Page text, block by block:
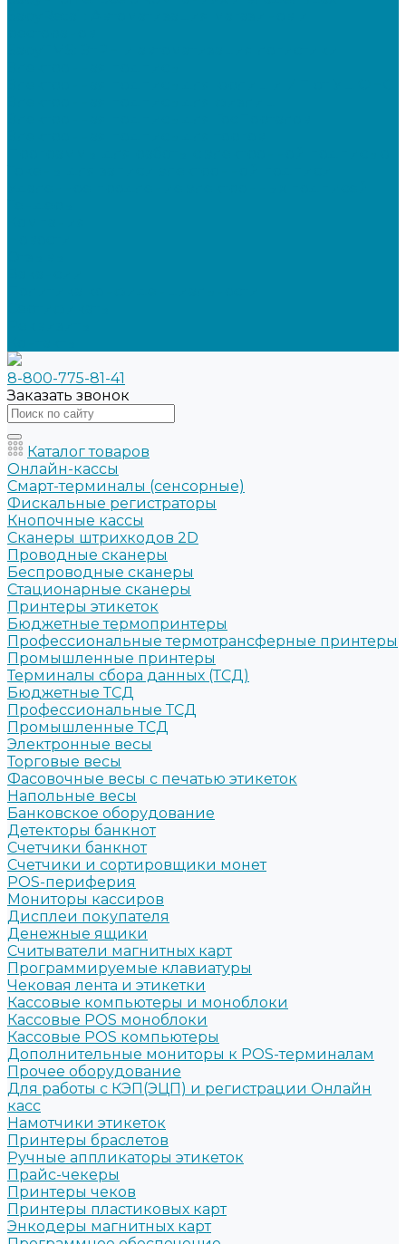
8-800-775-81-41
Заказать звонок
Каталог товаров
Онлайн-кассы
Смарт-терминалы (сенсорные)
Фискальные регистраторы
Кнопочные кассы
Сканеры штрихкодов 2D
Проводные сканеры
Беспроводные сканеры
Стационарные сканеры
Принтеры этикеток
Бюджетные термопринтеры
Профессиональные термотрансферные принтеры
Промышленные принтеры
Терминалы сбора данных (ТСД)
Бюджетные ТСД
Профессиональные ТСД
Промышленные ТСД
Электронные весы
Торговые весы
Фасовочные весы с печатью этикеток
Напольные весы
Банковское оборудование
Детекторы банкнот
Счетчики банкнот
Счетчики и сортировщики монет
POS-периферия
Мониторы кассиров
Дисплеи покупателя
Денежные ящики
Считыватели магнитных карт
Программируемые клавиатуры
Чековая лента и этикетки
Кассовые компьютеры и моноблоки
Кассовые POS моноблоки
Кассовые POS компьютеры
Дополнительные мониторы к POS-терминалам
Прочее оборудование
Для работы с КЭП(ЭЦП) и регистрации Онлайн
касс
Намотчики этикеток
Принтеры браслетов
Ручные аппликаторы этикеток
Прайс-чекеры
Принтеры чеков
Принтеры пластиковых карт
Энкодеры магнитных карт